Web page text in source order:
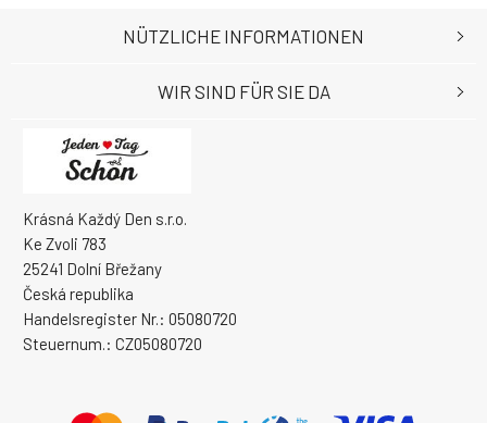
Krásná Každý Den s.r.o.
Ke Zvoli 783
25241 Dolní Břežany
Česká republika
Handelsregister Nr.: 05080720
Steuernum.: CZ05080720
NÜTZLICHE INFORMATIONEN
WIR SIND FÜR SIE DA